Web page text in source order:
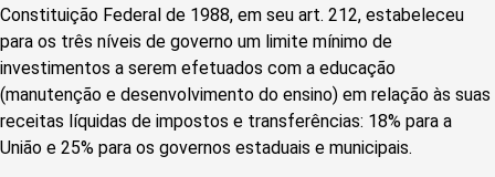
Constituição Federal de 1988, em seu art. 212, estabeleceu
para os três níveis de governo um limite mínimo de
investimentos a serem efetuados com a educação
(manutenção e desenvolvimento do ensino) em relação às suas
receitas líquidas de impostos e transferências: 18% para a
União e 25% para os governos estaduais e municipais.